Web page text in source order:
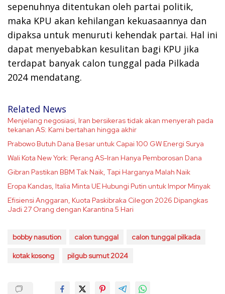
sepenuhnya ditentukan oleh partai politik,
maka KPU akan kehilangan kekuasaannya dan
dipaksa untuk menuruti kehendak partai. Hal ini
dapat menyebabkan kesulitan bagi KPU jika
terdapat banyak calon tunggal pada Pilkada
2024 mendatang.
Related News
Menjelang negosiasi, Iran bersikeras tidak akan menyerah pada
tekanan AS: Kami bertahan hingga akhir
Prabowo Butuh Dana Besar untuk Capai 100 GW Energi Surya
Wali Kota New York: Perang AS-Iran Hanya Pemborosan Dana
Gibran Pastikan BBM Tak Naik, Tapi Harganya Malah Naik
Eropa Kandas, Italia Minta UE Hubungi Putin untuk Impor Minyak
Efisiensi Anggaran, Kuota Paskibraka Cilegon 2026 Dipangkas
Jadi 27 Orang dengan Karantina 5 Hari
bobby nasution calon tunggal calon tunggal pilkada
kotak kosong pilgub sumut 2024